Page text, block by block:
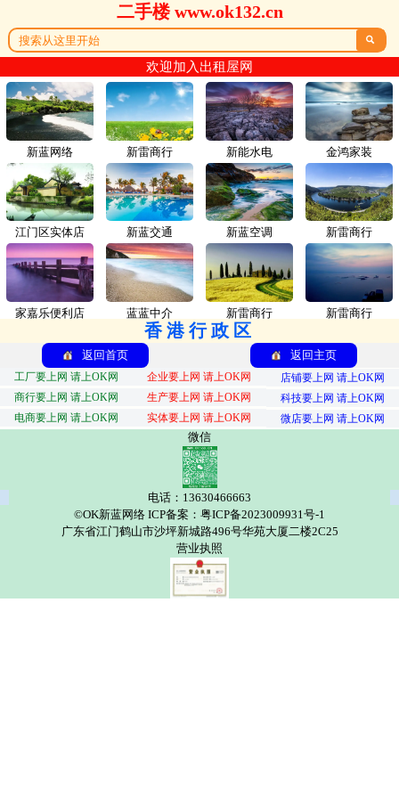
二手楼 www.ok132.cn

欢迎加入出租屋网
新蓝网络 新雷商行
江门区实体店 新蓝交通
家嘉乐便利店 蓝蓝中介
新能水电 金鸿家装
新蓝空调 新雷商行
新雷商行 新雷商行
香港行政区
返回首页 返回主页
工厂要上网 请上OK网 企业要上网 请上OK网
店铺要上网 请上OK网
商行要上网 请上OK网
生产要上网 请上OK网
科技要上网 请上OK网
电商要上网 请上OK网
实体要上网 请上OK网 微店要上网 请上OK网
微信
电话：13630466663
©OK新蓝网络 ICP备案：粤ICP备2023009931号-1
广东省江门鹤山市沙坪新城路496号华苑大厦二楼2C25
营业执照